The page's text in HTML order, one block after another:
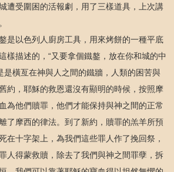
遭受圍困的活報劇，用了三樣道具，上次講
是以色列人廚房工具，用來烤餅的一種平底
樣描述的，“又要拿個鐵鏊，放在你和城的中
是橫亙在神與人之間的鐵牆，人類的困苦與
約，耶穌的救恩還沒有顯明的時候，按照摩
為他們贖罪，他們才能保持與神之間的正常
了摩西的律法。到了新約，贖罪的羔羊所預
在十字架上，為我們這些罪人作了挽回祭，
人得蒙救贖，除去了我們與神之間罪孽，拆